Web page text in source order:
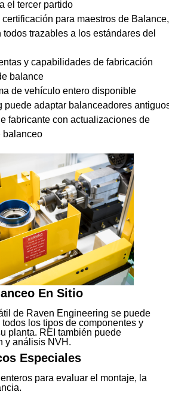
el tercer partido
para maestros de Balance,
trazables a los estándares del
y capabilidades de fabricación
balance
de vehículo entero disponible
puede adaptar balanceadores
fabricante con actualizaciones de
balanceo
En Sitio
de Raven Engineering se puede
los tipos de componentes y
planta. REI también puede
y análisis NVH.
Especiales
para evaluar el montaje, la